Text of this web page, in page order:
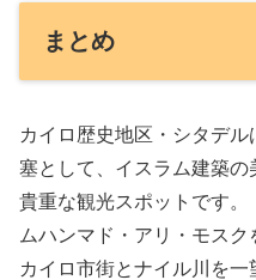
まとめ
カイロ歴史地区・シタデ
塞として、イスラム建築
貴重な観光スポットです。
ムハンマド・アリ・モスク
カイロ市街とナイル川を